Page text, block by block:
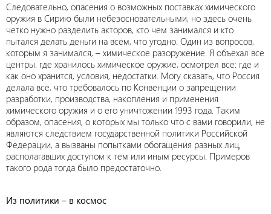
Следовательно, опасения о возможных поставках химического
оружия в Сирию были небезосновательными, но здесь очень
четко нужно разделить акторов, кто чем занимался и кто
пытался делать деньги на всём, что угодно. Один из вопросов,
которым я занимался, – химическое разоружение. Я объехал все
центры. где хранилось химическое оружие, осмотрел все: где и
как оно хранится, условия, недостатки. Могу сказать, что Россия
делала все, что требовалось по Конвенции о запрещении
разработки, производства, накопления и применения
химического оружия и о его уничтожении 1993 года. Таким
образом, опасения, о которых мы только что с вами говорили, не
являются следствием государственной политики Российской
Федерации, а вызваны попытками обогащения разных лиц,
располагавших доступом к тем или иным ресурсы. Примеров
такого рода тогда было предостаточно.
Из политики – в космос